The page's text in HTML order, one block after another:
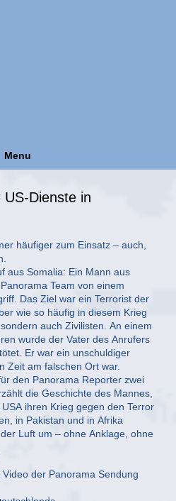
Menu
Dienste in
häufiger zum Einsatz – auch,
aus Somalia: Ein Mann aus
Team von einem
Das Ziel war ein Terrorist der
wie so häufig in diesem Krieg
auch Zivilisten. An einem
wurde der Vater des Anrufers
Er war ein unschuldiger
Zeit am falschen Ort war.
den Panorama Reporter zwei
die Geschichte des Mannes,
ihren Krieg gegen den Terror
in Pakistan und in Afrika
Luft um – ohne Anklage, ohne
der Panorama Sendung